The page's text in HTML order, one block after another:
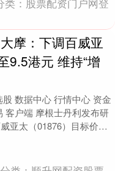
类： 股票配资门户网登
摩：下调百威亚
9.5港元 维持“增
数据中心 行情中心 资金
客户端 摩根士丹利发布研
亚太（01876）目标价